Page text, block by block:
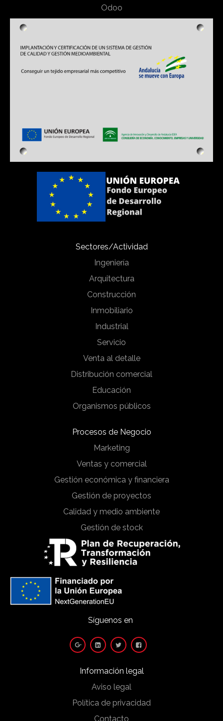
Odoo
Sectores/Actividad
Ingeniería
Arquitectura
Construcción
Inmobiliario
Industrial
Servicio
Venta al detalle
Distribución comercial
Educación
Organismos públicos
Procesos de Negocio
Marketing
Ventas y comercial
Gestión económica y financiera
Gestión de proyectos
Calidad y medio ambiente
Gestión de stock
Síguenos en
Información legal
Aviso legal
Política de privacidad
Contacto